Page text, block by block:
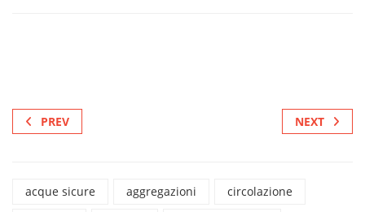
PREV NEXT
acque sicure aggregazioni
circolazione